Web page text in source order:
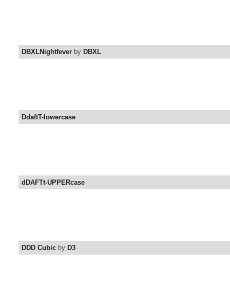
DBXLNightfever by DBXL
DdaftT-lowercase
dDAFTt-UPPERcase
DDD Cubic by D3